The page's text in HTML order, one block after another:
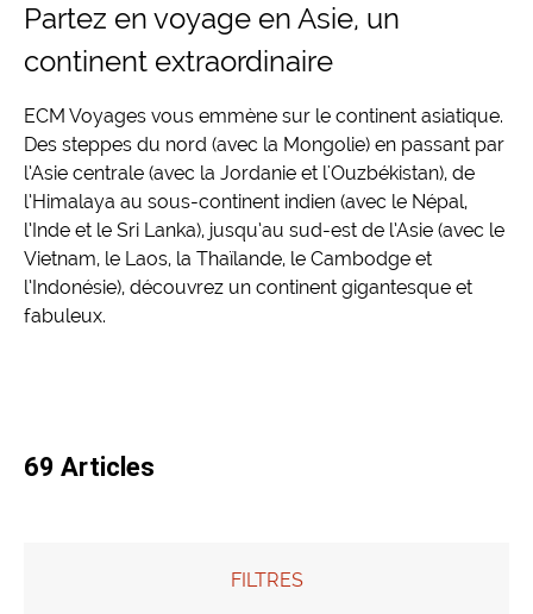
Partez en voyage en Asie, un
continent extraordinaire
ECM Voyages vous emmène sur le continent asiatique.
Des steppes du nord (avec la Mongolie) en passant par
l’Asie centrale (avec la Jordanie et l'Ouzbékistan), de
l’Himalaya au sous-continent indien (avec le Népal,
l’Inde et le Sri Lanka), jusqu’au sud-est de l’Asie (avec le
Vietnam, le Laos, la Thaïlande, le Cambodge et
l’Indonésie), découvrez un continent gigantesque et
fabuleux.
69 Articles
FILTRES
Vietnam
Ouzbékistan
Mongolie
Laos
Égypte
Croatie
Roumanie
Finlande
Mexique
Costa Rica
Colombie
Yoga et Bien-Être
Autotours / circuit liberté
Voyages de Noces
Voyages pour jeunes
Paroles de voyageurs
Actualités